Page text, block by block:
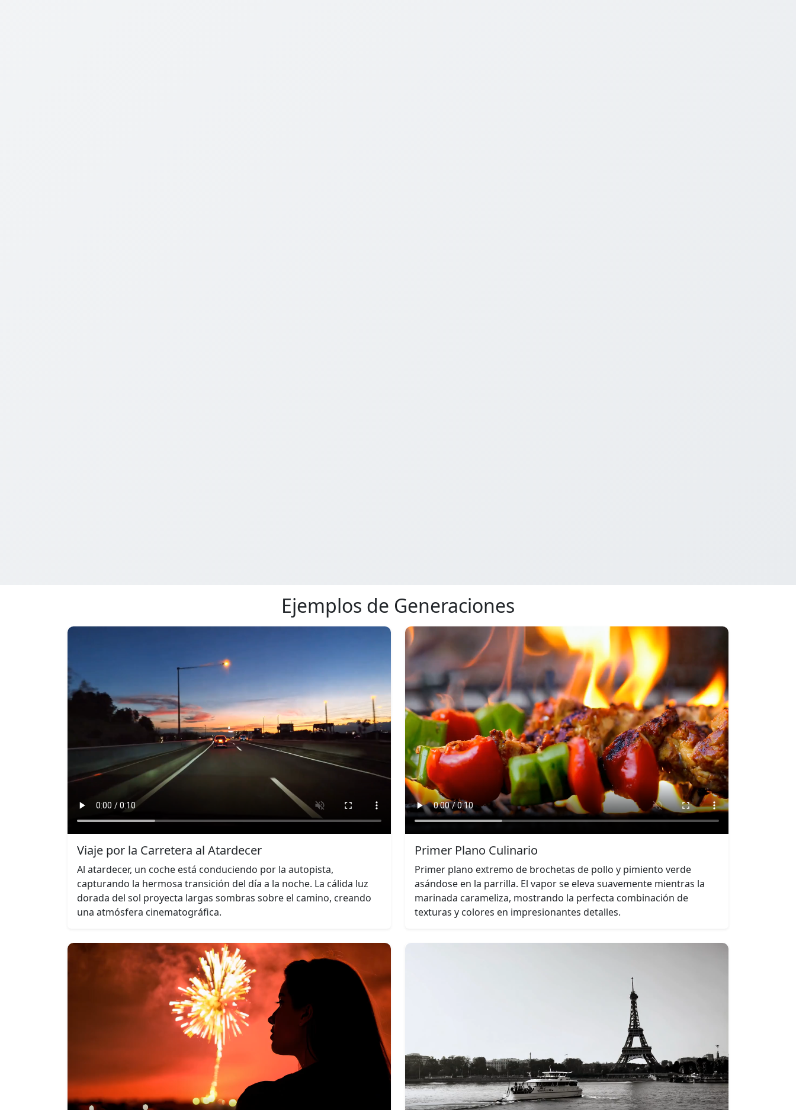
Ejemplos de Generaciones
Viaje por la Carretera al Atardecer
Al atardecer, un coche está conduciendo por la autopista,
capturando la hermosa transición del día a la noche. La cálida luz
dorada del sol proyecta largas sombras sobre el camino, creando
una atmósfera cinematográfica.
Primer Plano Culinario
Primer plano extremo de brochetas de pollo y pimiento verde
asándose en la parrilla. El vapor se eleva suavemente mientras la
marinada carameliza, mostrando la perfecta combinación de
texturas y colores en impresionantes detalles.